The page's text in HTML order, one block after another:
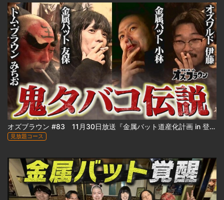
オズブラウン #83 11月30日放送『金属バット道産化計画 in 登別』（中編）
見放題コース